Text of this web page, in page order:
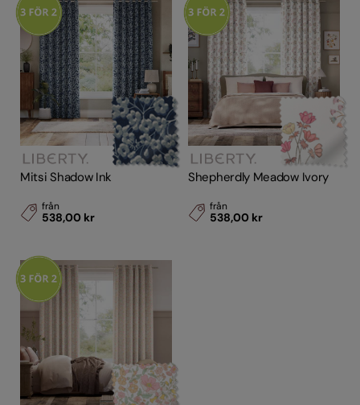
Mitsi Shadow Ink
från
538,00 kr
Shepherdly Meadow Ivory
från
538,00 kr